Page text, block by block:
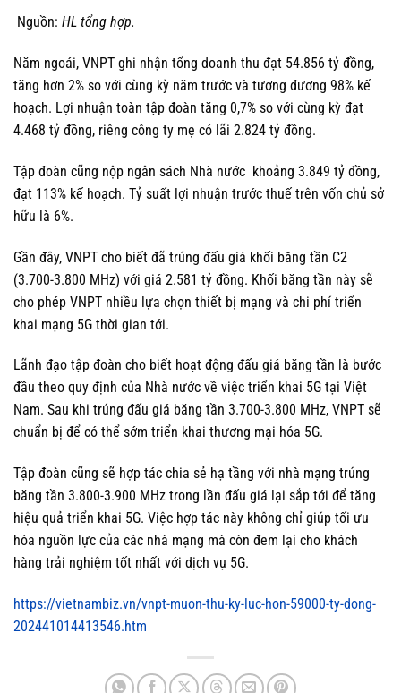
Nguồn: HL tổng hợp.
Năm ngoái, VNPT ghi nhận tổng doanh thu đạt 54.856 tỷ đồng,
tăng hơn 2% so với cùng kỳ năm trước và tương đương 98% kế
hoạch. Lợi nhuận toàn tập đoàn tăng 0,7% so với cùng kỳ đạt
4.468 tỷ đồng, riêng công ty mẹ có lãi 2.824 tỷ đồng.
Tập đoàn cũng nộp ngân sách Nhà nước khoảng 3.849 tỷ đồng,
đạt 113% kế hoạch. Tỷ suất lợi nhuận trước thuế trên vốn chủ sở
hữu là 6%.
Gần đây, VNPT cho biết đã trúng đấu giá khối băng tần C2
(3.700-3.800 MHz) với giá 2.581 tỷ đồng. Khối băng tần này sẽ
cho phép VNPT nhiều lựa chọn thiết bị mạng và chi phí triển
khai mạng 5G thời gian tới.
Lãnh đạo tập đoàn cho biết hoạt động đấu giá băng tần là bước
đầu theo quy định của Nhà nước về việc triển khai 5G tại Việt
Nam. Sau khi trúng đấu giá băng tần 3.700-3.800 MHz, VNPT sẽ
chuẩn bị để có thể sớm triển khai thương mại hóa 5G.
Tập đoàn cũng sẽ hợp tác chia sẻ hạ tầng với nhà mạng trúng
băng tần 3.800-3.900 MHz trong lần đấu giá lại sắp tới để tăng
hiệu quả triển khai 5G. Việc hợp tác này không chỉ giúp tối ưu
hóa nguồn lực của các nhà mạng mà còn đem lại cho khách
hàng trải nghiệm tốt nhất với dịch vụ 5G.
https://vietnambiz.vn/vnpt-muon-thu-ky-luc-hon-59000-ty-dong-
202441014413546.htm